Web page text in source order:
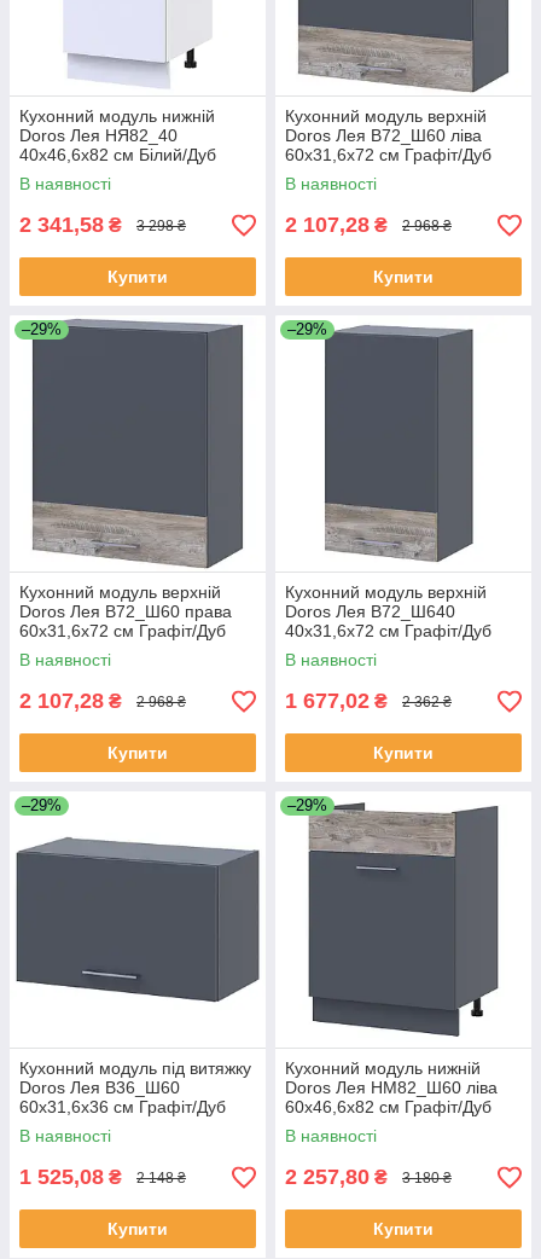
Кухонний модуль нижній
Doros Лея НЯ82_40
40х46,6х82 см Білий/Дуб
сонома (DRS-011366)
В наявності
2 341,58 ₴ 3 298 ₴
Купити
Кухонний модуль верхній
Doros Лея В72_Ш60 ліва
60х31,6х72 см Графіт/Дуб
клондайк (DRS-011368)
В наявності
2 107,28 ₴ 2 968 ₴
Купити
–29%
Кухонний модуль верхній
Doros Лея В72_Ш60 права
60х31,6х72 см Графіт/Дуб
клондайк (DRS-011369)
В наявності
2 107,28 ₴ 2 968 ₴
Купити
–29%
Кухонний модуль верхній
Doros Лея В72_Ш640
40х31,6х72 см Графіт/Дуб
клондайк (DRS-011370)
В наявності
1 677,02 ₴ 2 362 ₴
Купити
–29%
Кухонний модуль під витяжку
Doros Лея В36_Ш60
60х31,6х36 см Графіт/Дуб
клондайк (DRS-011371)
В наявності
1 525,08 ₴ 2 148 ₴
Купити
–29%
Кухонний модуль нижній
Doros Лея НМ82_Ш60 ліва
60х46,6х82 см Графіт/Дуб
клондайк (DRS-011372)
В наявності
2 257,80 ₴ 3 180 ₴
Купити